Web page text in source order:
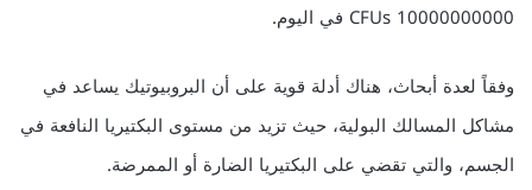
10000000000 CFUs في اليوم.
وفقاً لعدة أبحاث، هناك أدلة قوية على أن البروبيوتيك يساعد في
مشاكل المسالك البولية، حيث تزيد من مستوى البكتيريا النافعة في
الجسم، والتي تقضي على البكتيريا الضارة أو الممرضة.